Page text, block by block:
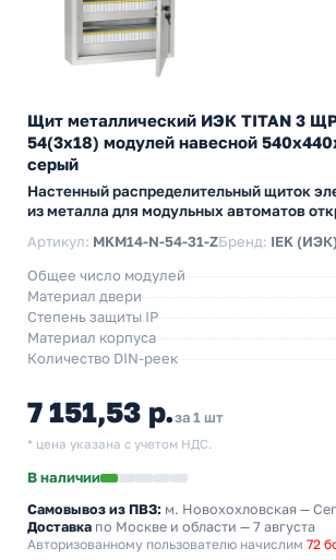
Щит металлический ИЭК TITAN 3
54(3х18) модулей навесной
серый
Настенный распределительный щиток
из металла для модульных автоматов
Артикул: MKM14-N-54-31-ZБренд: IEK (ИЭК)
Общее число модулей
Материал двери
Степень защиты IP
Материал корпуса
Количество DIN-реек
7 151,53 р.за 1 шт
* цена указана с учетом НДС.
В наличии
Самовывоз из ПВЗ: м. Новохохловская —
Доставка по Москве и области — 7 августа
Авторизованному пользователю начислим 72